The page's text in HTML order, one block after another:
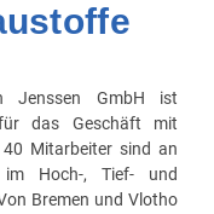
Jenssen GmbH ist
das Geschäft mit
Mitarbeiter sind an
im Hoch-, Tief- und
Bremen und Vlotho